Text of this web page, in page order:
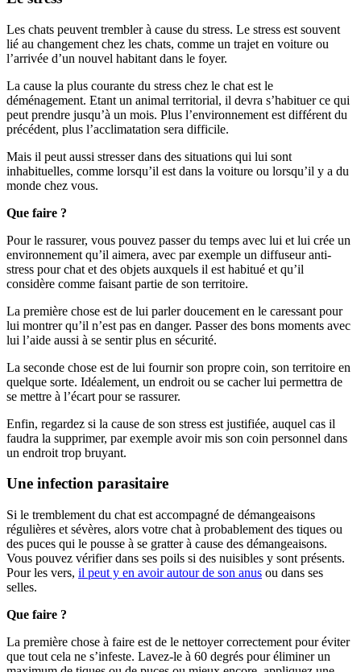
Les chats peuvent trembler à cause du stress. Le stress est souvent
lié au changement chez les chats, comme un trajet en voiture ou
l’arrivée d’un nouvel habitant dans le foyer.
La cause la plus courante du stress chez le chat est le
déménagement. Etant un animal territorial, il devra s’habituer ce qui
peut prendre jusqu’à un mois. Plus l’environnement est différent du
précédent, plus l’acclimatation sera difficile.
Mais il peut aussi stresser dans des situations qui lui sont
inhabituelles, comme lorsqu’il est dans la voiture ou lorsqu’il y a du
monde chez vous.
Que faire ?
Pour le rassurer, vous pouvez passer du temps avec lui et lui crée un
environnement qu’il aimera, avec par exemple un diffuseur anti-
stress pour chat et des objets auxquels il est habitué et qu’il
considère comme faisant partie de son territoire.
La première chose est de lui parler doucement en le caressant pour
lui montrer qu’il n’est pas en danger. Passer des bons moments avec
lui l’aide aussi à se sentir plus en sécurité.
La seconde chose est de lui fournir son propre coin, son territoire en
quelque sorte. Idéalement, un endroit ou se cacher lui permettra de
se mettre à l’écart pour se rassurer.
Enfin, regardez si la cause de son stress est justifiée, auquel cas il
faudra la supprimer, par exemple avoir mis son coin personnel dans
un endroit trop bruyant.
Une infection parasitaire
Si le tremblement du chat est accompagné de démangeaisons
régulières et sévères, alors votre chat à probablement des tiques ou
des puces qui le pousse à se gratter à cause des démangeaisons.
Vous pouvez vérifier dans ses poils si des nuisibles y sont présents.
Pour les vers, il peut y en avoir autour de son anus ou dans ses
selles.
Que faire ?
La première chose à faire est de le nettoyer correctement pour éviter
que tout cela ne s’infeste. Lavez-le à 60 degrés pour éliminer un